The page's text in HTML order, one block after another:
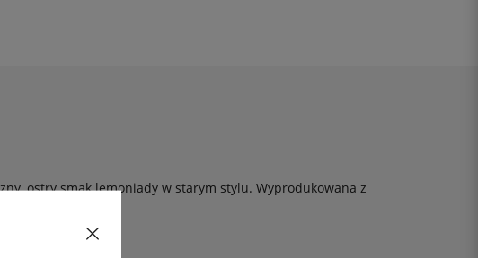
ostry smak lemoniady w starym stylu. Wyprodukowana z